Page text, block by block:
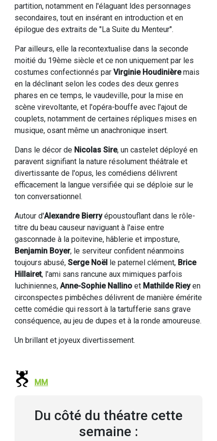
partition, notamment en l'élaguant ldes personnages
secondaires, tout en insérant en introduction et en
épilogue des extraits de "La Suite du Menteur".
Par ailleurs, elle la recontextualise dans la seconde
moitié du 19ème siècle et ce non uniquement par les
costumes confectionnés par Virginie Houdinièremais
en la déclinant selon les codes des deux genres
phares en ce temps, le vaudeville, pour la mise en
scène virevoltante, et l'opéra-bouffe avec l'ajout de
couplets, notamment de certaines répliques mises en
musique, osant même un anachronique insert.
Dans le décor de Nicolas Sire, un castelet déployé en
paravent signifiant la nature résolument théâtrale et
divertissante de l'opus, les comédiens délivrent
efficacement la langue versifiée qui se déploie sur le
ton conversationnel.
Autour d'Alexandre Bierryépoustouflant dans le rôle-
titre du beau causeur naviguant à l'aise entre
gasconnade à la poitevine, hâblerie et imposture,
Benjamin Boyer, le serviteur confident néanmoins
toujours abusé, Serge Noël le paternel clément, Brice
Hillairet, l'ami sans rancune aux mimiques parfois
luchiniennes, Anne-Sophie Nallino et Mathilde Rieyen
circonspectes pimbêches délivrent de manière émérite
cette comédie qui ressort à la tartufferie sans grave
conséquence, au jeu de dupes et à la ronde amoureuse.
Un brillant et joyeux divertissement.
MM
Du côté du théatre cette
semaine :